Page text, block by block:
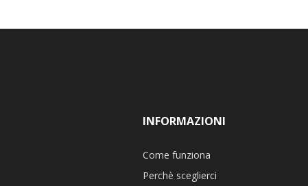
INFORMAZIONI
Come funziona
Perchè sceglierci